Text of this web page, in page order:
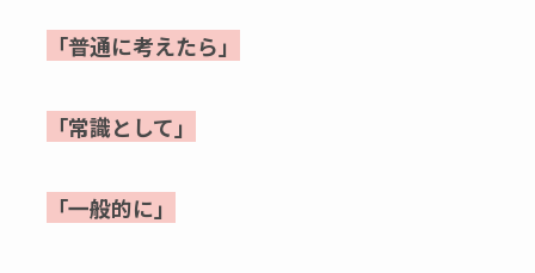
「普通に考えたら」
「常識として」
「一般的に」